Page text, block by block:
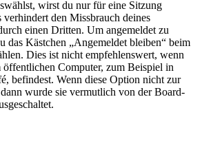
wirst du nur für eine Sitzung
verhindert den Missbrauch deines
einen Dritten. Um angemeldet zu
das Kästchen „Angemeldet bleiben“ beim
Dies ist nicht empfehlenswert, wenn
öffentlichen Computer, zum Beispiel in
befindest. Wenn diese Option nicht zur
wurde sie vermutlich von der Board-